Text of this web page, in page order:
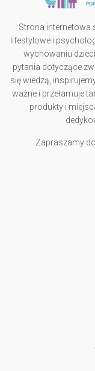
Strona internetowa
lifestylowe i
wychowaniu
pytania dotyczące
się wiedzą,
ważne i przełamuje
produkty i
Zapraszamy